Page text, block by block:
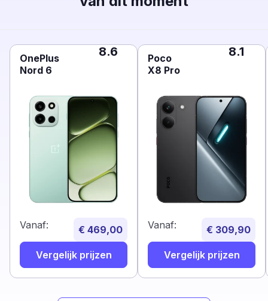
OnePlus
Nord 6
8.6
Vanaf: € 469,00
Vergelijk prijzen
Poco
X8 Pro
8.1
Vanaf: € 309,90
Vergelijk prijzen